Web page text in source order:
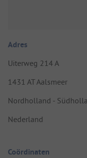
Adres
Uiterweg 214 A
1431 AT Aalsmeer
Nordholland -
Nederland
Coördinaten